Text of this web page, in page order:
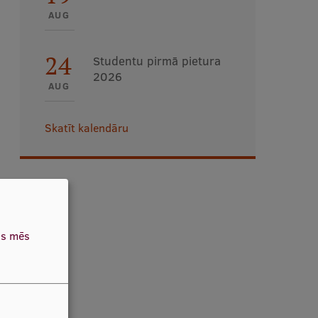
AUG
24
AUG
Studentu pirmā pietura
2026
Skatīt kalendāru
mēs